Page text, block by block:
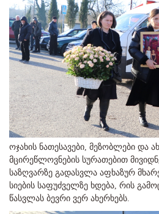
ოჯახის ნათესავები, მეზობლები და
მცირეწლოვნების სურათებით
საზღვარზე გადასვლა აფხაზურ
სიების საფუძველზე ხდება, რის
წასვლას ბევრი ვერ ახერხებს.